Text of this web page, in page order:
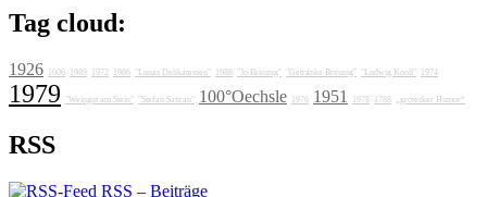
Tag cloud:
1926 1606 1989 1972 1986 "Lunas Delikatessen" 1988 "Jo Breunig" "Getränke Breunig" "Ludwig Knoll" 1974
1979 "Weingut am Stein" "Stefan Sattran" 100°Oechsle 1976 1951 1978 1788 „grotesker Humor“
RSS
RSS – Beiträge